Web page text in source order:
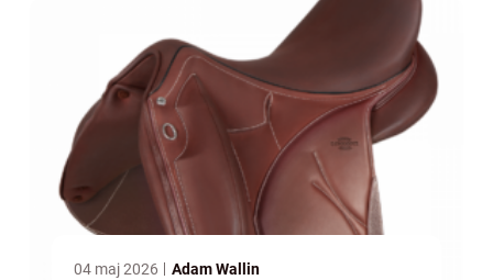
04 maj 2026 Adam Wallin